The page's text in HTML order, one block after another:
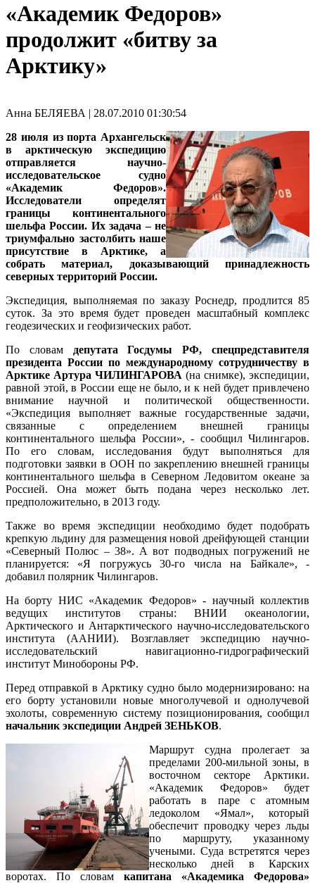
«Академик Федоров»
продолжит «битву за
Арктику»
Анна БЕЛЯЕВА | 28.07.2010 01:30:54
28 июля из порта Архангельск
в арктическую экспедицию
отправляется научно-
исследовательское судно
«Академик Федоров».
Исследователи определят
границы континентального
шельфа России. Их задача – не
триумфально застолбить наше
присутствие в Арктике, а
собрать материал, доказывающий принадлежность
северных территорий России.
Экспедиция, выполняемая по заказу Роснедр, продлится 85
суток. За это время будет проведен масштабный комплекс
геодезических и геофизических работ.
По словам депутата Госдумы РФ, спецпредставителя
президента России по международному сотрудничеству в
Арктике Артура ЧИЛИНГАРОВА (на снимке), экспедиции,
равной этой, в России еще не было, и к ней будет привлечено
внимание научной и политической общественности.
«Экспедиция выполняет важные государственные задачи,
связанные с определением внешней границы
континентального шельфа России», - сообщил Чилингаров.
По его словам, исследования будут выполняться для
подготовки заявки в ООН по закреплению внешней границы
континентального шельфа в Северном Ледовитом океане за
Россией. Она может быть подана через несколько лет.
предположительно, в 2013 году.
Также во время экспедиции необходимо будет подобрать
крепкую льдину для размещения новой дрейфующей станции
«Северный Полюс – 38». А вот подводных погружений не
планируется: «Я погружусь 30-го числа на Байкале», -
добавил полярник Чилингаров.
На борту НИС «Академик Федоров» - научный коллектив
ведущих институтов страны: ВНИИ океанологии,
Арктического и Антарктического научно-исследовательского
института (ААНИИ). Возглавляет экспедицию научно-
исследовательский навигационно-гидрографический
институт Минобороны РФ.
Перед отправкой в Арктику судно было модернизировано: на
его борту установили новые многолучевой и однолучевой
эхолоты, современную систему позиционирования, сообщил
начальник экспедиции Андрей ЗЕНЬКОВ.
Маршрут судна пролегает за
пределами 200-мильной зоны, в
восточном секторе Арктики.
«Академик Федоров» будет
работать в паре с атомным
ледоколом «Ямал», который
обеспечит проводку через льды
по маршруту, указанному
учеными. Суда встретятся через
несколько дней в Карских
воротах. По словам капитана «Академика Федорова»